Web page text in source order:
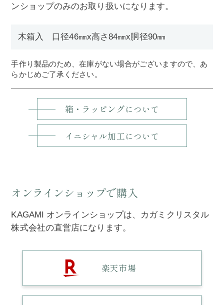
ンショップのみのお取り扱いになります。
木箱入 口径46㎜x高さ84㎜x胴径90㎜
手作り製品のため、在庫がない場合がございますので、あ
らかじめご了承ください。
箱・ラッピングについて
イニシャル加工について
オンラインショップで購入
KAGAMI オンラインショップは、カガミクリスタル
株式会社の直営店になります。
楽天市場